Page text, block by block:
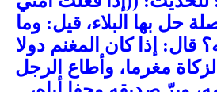
بها البلاء، قيل: وما
قال: إذا كان المغنم دولا
مغرما، وأطاع الرجل